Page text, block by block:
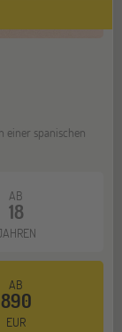
einer spanischen
AB
18
AB
890
EUR